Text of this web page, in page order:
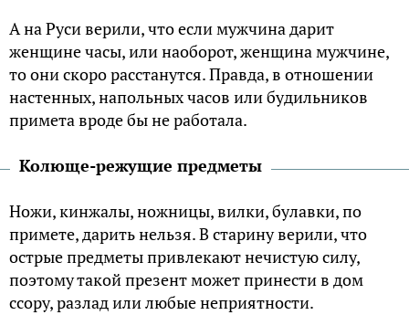
А на Руси верили, что если мужчина дарит
женщине часы, или наоборот, женщина мужчине,
то они скоро расстанутся. Правда, в отношении
настенных, напольных часов или будильников
примета вроде бы не работала.
Колюще-режущие предметы
Ножи, кинжалы, ножницы, вилки, булавки, по
примете, дарить нельзя. В старину верили, что
острые предметы привлекают нечистую силу,
поэтому такой презент может принести в дом
ссору, разлад или любые неприятности.